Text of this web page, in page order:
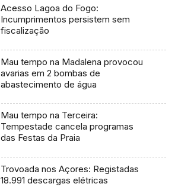
Acesso Lagoa do Fogo:
Incumprimentos persistem sem
fiscalização
Mau tempo na Madalena provocou
avarias em 2 bombas de
abastecimento de água
Mau tempo na Terceira:
Tempestade cancela programas
das Festas da Praia
Trovoada nos Açores: Registadas
18.991 descargas elétricas